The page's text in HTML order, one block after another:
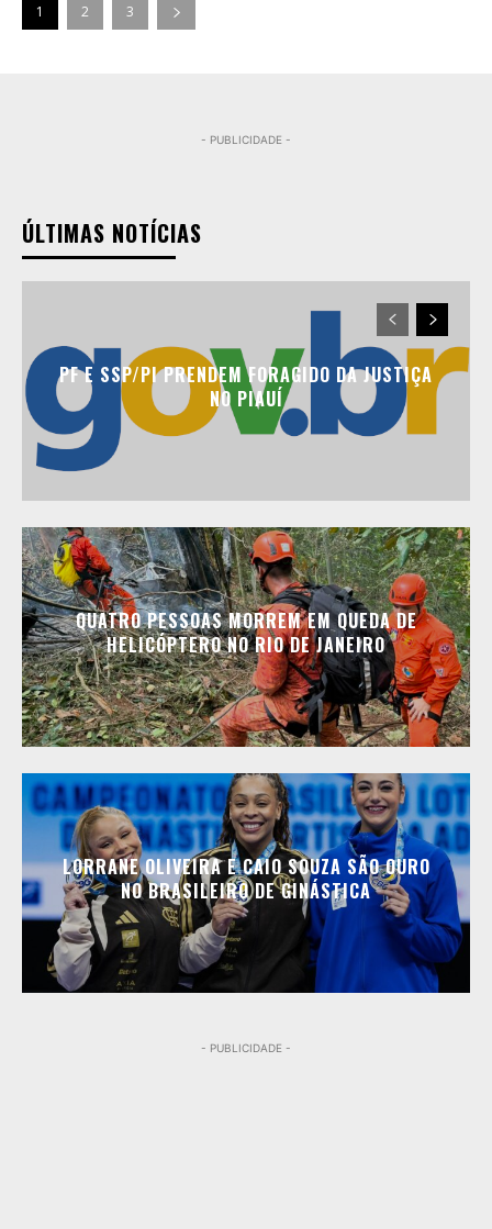
1 2 3
- PUBLICIDADE -
ÚLTIMAS NOTÍCIAS
PF E SSP/PI PRENDEM FORAGIDO DA JUSTIÇA
NO PIAUÍ
QUATRO PESSOAS MORREM EM QUEDA DE
HELICÓPTERO NO RIO DE JANEIRO
LORRANE OLIVEIRA E CAIO SOUZA SÃO OURO
NO BRASILEIRO DE GINÁSTICA
- PUBLICIDADE -